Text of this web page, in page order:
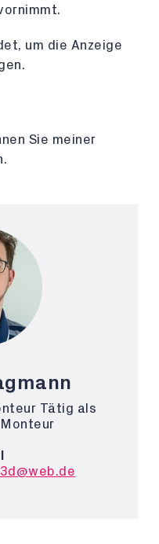
um die Anzeige
Sie meiner
Tätig als